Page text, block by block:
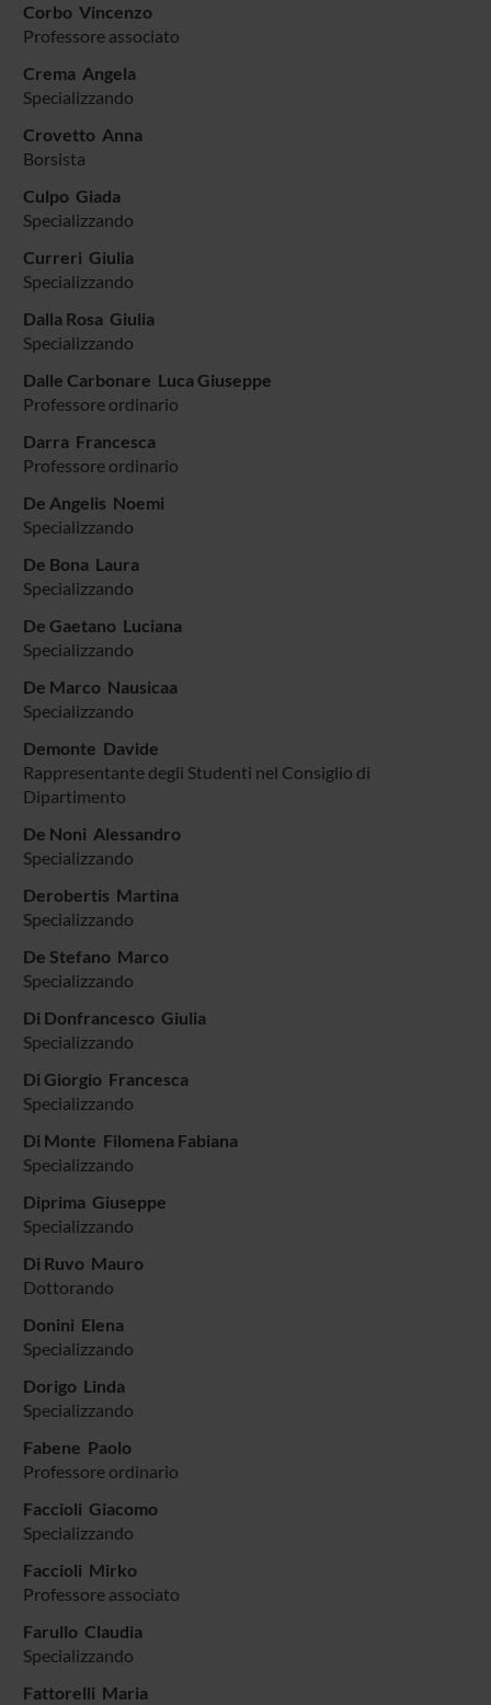
Corbo Vincenzo
Professore associato
Crema Angela
Specializzando
Crovetto Anna
Borsista
Culpo Giada
Specializzando
Curreri Giulia
Specializzando
Dalla Rosa Giulia
Specializzando
Dalle Carbonare Luca Giuseppe
Professore ordinario
Darra Francesca
Professore ordinario
De Angelis Noemi
Specializzando
De Bona Laura
Specializzando
De Gaetano Luciana
Specializzando
De Marco Nausicaa
Specializzando
Demonte Davide
Rappresentante degli Studenti nel Consiglio di
Dipartimento
De Noni Alessandro
Specializzando
Derobertis Martina
Specializzando
De Stefano Marco
Specializzando
Di Donfrancesco Giulia
Specializzando
Di Giorgio Francesca
Specializzando
Di Monte Filomena Fabiana
Specializzando
Diprima Giuseppe
Specializzando
Di Ruvo Mauro
Dottorando
Donini Elena
Specializzando
Dorigo Linda
Specializzando
Fabene Paolo
Professore ordinario
Faccioli Giacomo
Specializzando
Faccioli Mirko
Professore associato
Farullo Claudia
Specializzando
Fattorelli Maria